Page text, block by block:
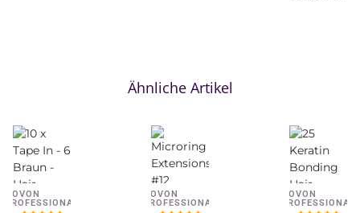
Ähnliche Artikel
NOVON
PROFESSIONAL
NOVON
PROFESSIONAL
NOVON
PROFESSIONAL